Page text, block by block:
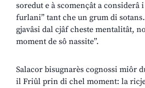
soredut e à scomençât a considerâ
furlani” tant che un grum di
gjavâsi dal cjâf cheste mentalitât,
moment de sô nassite”.
Salacor bisugnarès cognossi miôr
il Friûl prin di chel moment: la